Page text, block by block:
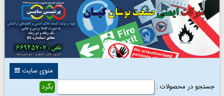
منوی سایت
جستجو در محصولات :